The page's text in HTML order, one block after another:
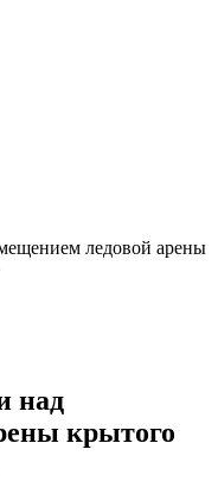
ледовой арены
над
крытого